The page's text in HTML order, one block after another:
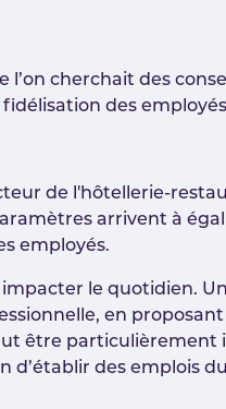
cherchait des
des
de l'hôtellerie-
arrivent à
employés.
le quotidien.
en
être particulièrement
d’établir des emplois